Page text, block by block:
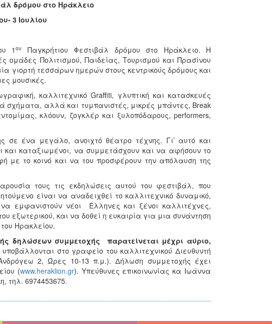
δρόμου στο Ηράκλειο
3 Ιουλίου
1ου
Παγκρήτιου Φεστιβάλ δρόμου στο Ηράκλειο. Η
ομάδες Πολιτισμού, Παιδείας, Τουρισμού και Πρασίνου
γιορτή τεσσάρων ημερών στους κεντρικούς δρόμους και
μουσικές.
καλλιτεχνικό Graffiti, γλυπτική και κατασκευές
σχήματα, αλλά και τυμπανιστές, μικρές μπάντες, Break
κλόουν, ζογκλέρ και ξυλοπόδαρους, performers,
σε ένα μεγάλο, ανοιχτό θέατρο τέχνης. Γι’ αυτό και
και καταξιωμένοι, να συμμετάσχουν και να αφήσουν το
με το κοινό και να του προσφέρουν την απόλαυση της
τους τις εκδηλώσεις αυτού του φεστιβάλ, που
είναι να αναδειχθεί το καλλιτεχνικό δυναμικό,
εμφανιστούν νέοι Έλληνες και ξένοι καλλιτέχνες,
εξωτερικού, και να δοθεί η ευκαιρία για μια συνάντηση
Ηρακλείου.
δηλώσεων συμμετοχής παρατείνεται μέχρι αύριο,
στο γραφείο του καλλιτεχνικού Διευθυντή
2, Ώρες 10-13 π.μ.). Δήλωση συμμετοχής έχει
(www.heraklion.gr). Υπεύθυνες επικοινωνίας κα Ιωάννα
τηλ. 6974453675.